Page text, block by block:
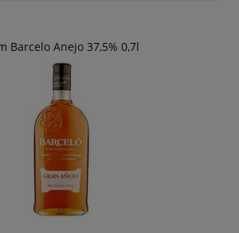
Barcelo Anejo 37,5% 0,7l